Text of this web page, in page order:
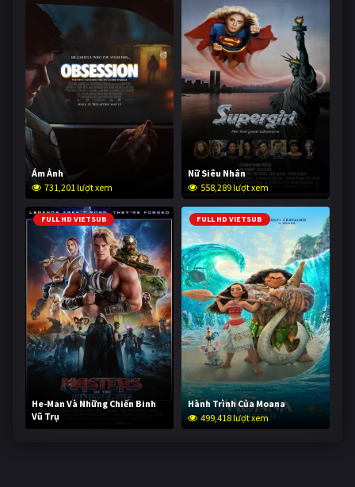
Ám Ảnh
731,201 lượt xem
Nữ Siêu Nhân
558,289 lượt xem
FULL HD VIETSUB
He-Man Và Những Chiến Binh
Vũ Trụ
248,848 lượt xem
FULL HD VIETSUB
Hành Trình Của Moana
499,418 lượt xem